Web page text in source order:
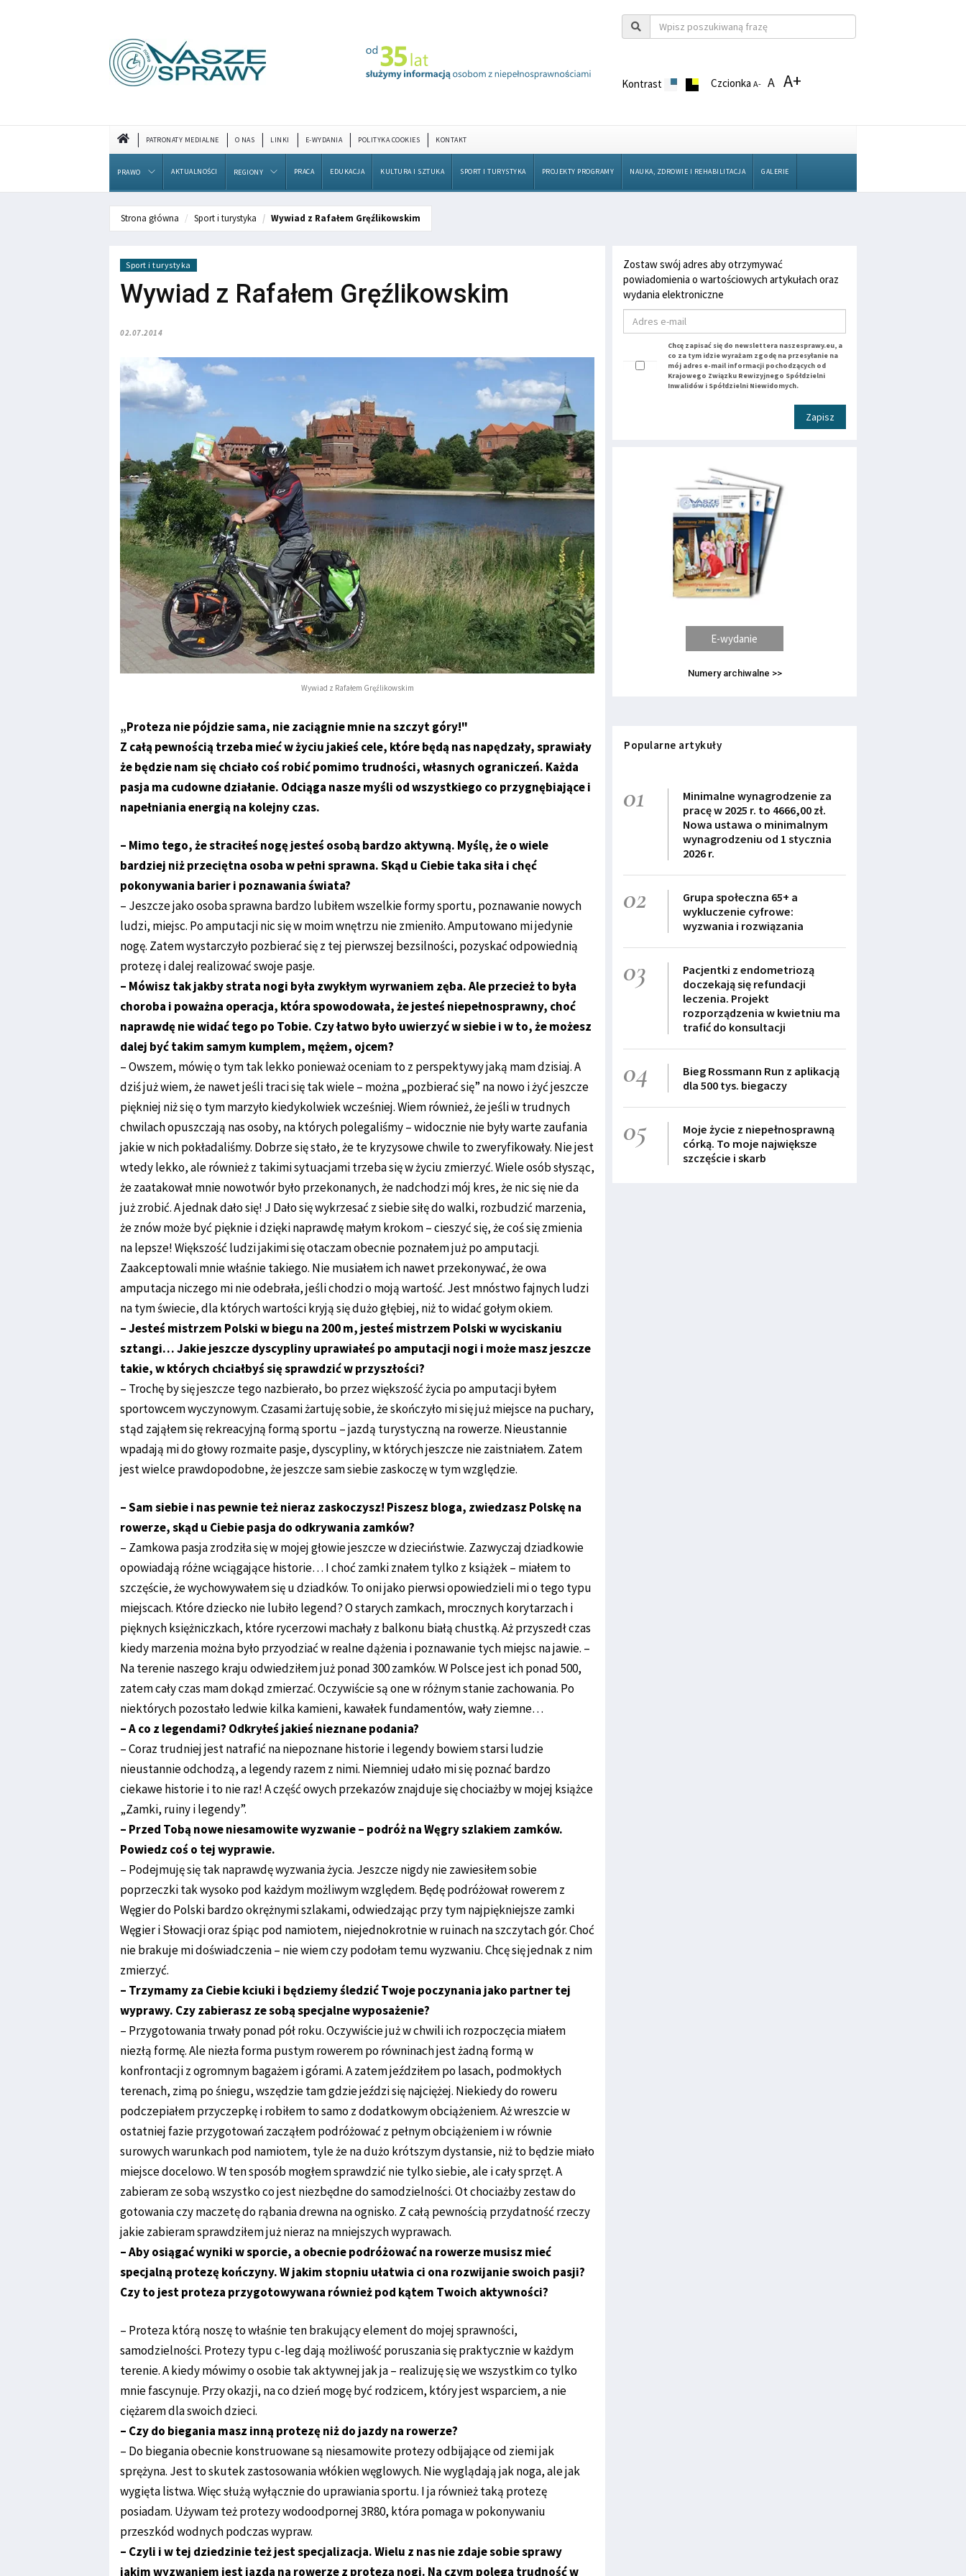
Kontrast CzcionkaA- A A+
PATRONATY MEDIALNE O NAS LINKI E-WYDANIA POLITYKA COOKIES KONTAKT
PRAWO AKTUALNOŚCI REGIONY PRACA EDUKACJA KULTURA I SZTUKA SPORT I TURYSTYKA PROJEKTY PROGRAMY NAUKA, ZDROWIE I REHABILITACJA GALERIE
Strona główna Sport i turystyka Wywiad z Rafałem Gręźlikowskim
Sport i turystyka
Wywiad z Rafałem Gręźlikowskim
02.07.2014
Wywiad z Rafałem Gręźlikowskim
„Proteza nie pójdzie sama, nie zaciągnie mnie na szczyt góry!"
Z całą pewnością trzeba mieć w życiu jakieś cele, które będą nas napędzały, sprawiały
że będzie nam się chciało coś robić pomimo trudności, własnych ograniczeń. Każda
pasja ma cudowne działanie. Odciąga nasze myśli od wszystkiego co przygnębiające i
napełniania energią na kolejny czas.
– Mimo tego, że straciłeś nogę jesteś osobą bardzo aktywną. Myślę, że o wiele
bardziej niż przeciętna osoba w pełni sprawna. Skąd u Ciebie taka siła i chęć
pokonywania barier i poznawania świata?
– Jeszcze jako osoba sprawna bardzo lubiłem wszelkie formy sportu, poznawanie nowych
ludzi, miejsc. Po amputacji nic się w moim wnętrzu nie zmieniło. Amputowano mi jedynie
nogę. Zatem wystarczyło pozbierać się z tej pierwszej bezsilności, pozyskać odpowiednią
protezę i dalej realizować swoje pasje.
– Mówisz tak jakby strata nogi była zwykłym wyrwaniem zęba. Ale przecież to była
choroba i poważna operacja, która spowodowała, że jesteś niepełnosprawny, choć
naprawdę nie widać tego po Tobie. Czy łatwo było uwierzyć w siebie i w to, że możesz
dalej być takim samym kumplem, mężem, ojcem?
– Owszem, mówię o tym tak lekko ponieważ oceniam to z perspektywy jaką mam dzisiaj. A
dziś już wiem, że nawet jeśli traci się tak wiele – można „pozbierać się” na nowo i żyć jeszcze
piękniej niż się o tym marzyło kiedykolwiek wcześniej. Wiem również, że jeśli w trudnych
chwilach opuszczają nas osoby, na których polegaliśmy – widocznie nie były warte zaufania
jakie w nich pokładaliśmy. Dobrze się stało, że te kryzysowe chwile to zweryfikowały. Nie jest
wtedy lekko, ale również z takimi sytuacjami trzeba się w życiu zmierzyć. Wiele osób słysząc,
że zaatakował mnie nowotwór było przekonanych, że nadchodzi mój kres, że nic się nie da
już zrobić. A jednak dało się! J Dało się wykrzesać z siebie siłę do walki, rozbudzić marzenia,
że znów może być pięknie i dzięki naprawdę małym krokom – cieszyć się, że coś się zmienia
na lepsze! Większość ludzi jakimi się otaczam obecnie poznałem już po amputacji.
Zaakceptowali mnie właśnie takiego. Nie musiałem ich nawet przekonywać, że owa
amputacja niczego mi nie odebrała, jeśli chodzi o moją wartość. Jest mnóstwo fajnych ludzi
na tym świecie, dla których wartości kryją się dużo głębiej, niż to widać gołym okiem.
– Jesteś mistrzem Polski w biegu na 200 m, jesteś mistrzem Polski w wyciskaniu
sztangi… Jakie jeszcze dyscypliny uprawiałeś po amputacji nogi i może masz jeszcze
takie, w których chciałbyś się sprawdzić w przyszłości?
– Trochę by się jeszcze tego nazbierało, bo przez większość życia po amputacji byłem
sportowcem wyczynowym. Czasami żartuję sobie, że skończyło mi się już miejsce na puchary,
stąd zająłem się rekreacyjną formą sportu – jazdą turystyczną na rowerze. Nieustannie
wpadają mi do głowy rozmaite pasje, dyscypliny, w których jeszcze nie zaistniałem. Zatem
jest wielce prawdopodobne, że jeszcze sam siebie zaskoczę w tym względzie.
– Sam siebie i nas pewnie też nieraz zaskoczysz! Piszesz bloga, zwiedzasz Polskę na
rowerze, skąd u Ciebie pasja do odkrywania zamków?
– Zamkowa pasja zrodziła się w mojej głowie jeszcze w dzieciństwie. Zazwyczaj dziadkowie
opowiadają różne wciągające historie… I choć zamki znałem tylko z książek – miałem to
szczęście, że wychowywałem się u dziadków. To oni jako pierwsi opowiedzieli mi o tego typu
miejscach. Które dziecko nie lubiło legend? O starych zamkach, mrocznych korytarzach i
pięknych księżniczkach, które rycerzowi machały z balkonu białą chustką. Aż przyszedł czas
kiedy marzenia można było przyodziać w realne dążenia i poznawanie tych miejsc na jawie. –
Na terenie naszego kraju odwiedziłem już ponad 300 zamków. W Polsce jest ich ponad 500,
zatem cały czas mam dokąd zmierzać. Oczywiście są one w różnym stanie zachowania. Po
niektórych pozostało ledwie kilka kamieni, kawałek fundamentów, wały ziemne…
– A co z legendami? Odkryłeś jakieś nieznane podania?
– Coraz trudniej jest natrafić na niepoznane historie i legendy bowiem starsi ludzie
nieustannie odchodzą, a legendy razem z nimi. Niemniej udało mi się poznać bardzo
ciekawe historie i to nie raz! A część owych przekazów znajduje się chociażby w mojej książce
„Zamki, ruiny i legendy”.
– Przed Tobą nowe niesamowite wyzwanie – podróż na Węgry szlakiem zamków.
Powiedz coś o tej wyprawie.
– Podejmuję się tak naprawdę wyzwania życia. Jeszcze nigdy nie zawiesiłem sobie
poprzeczki tak wysoko pod każdym możliwym względem. Będę podróżował rowerem z
Węgier do Polski bardzo okrężnymi szlakami, odwiedzając przy tym najpiękniejsze zamki
Węgier i Słowacji oraz śpiąc pod namiotem, niejednokrotnie w ruinach na szczytach gór. Choć
nie brakuje mi doświadczenia – nie wiem czy podołam temu wyzwaniu. Chcę się jednak z nim
zmierzyć.
– Trzymamy za Ciebie kciuki i będziemy śledzić Twoje poczynania jako partner tej
wyprawy. Czy zabierasz ze sobą specjalne wyposażenie?
– Przygotowania trwały ponad pół roku. Oczywiście już w chwili ich rozpoczęcia miałem
niezłą formę. Ale niezła forma pustym rowerem po równinach jest żadną formą w
konfrontacji z ogromnym bagażem i górami. A zatem jeździłem po lasach, podmokłych
terenach, zimą po śniegu, wszędzie tam gdzie jeździ się najciężej. Niekiedy do roweru
podczepiałem przyczepkę i robiłem to samo z dodatkowym obciążeniem. Aż wreszcie w
ostatniej fazie przygotowań zacząłem podróżować z pełnym obciążeniem i w równie
surowych warunkach pod namiotem, tyle że na dużo krótszym dystansie, niż to będzie miało
miejsce docelowo. W ten sposób mogłem sprawdzić nie tylko siebie, ale i cały sprzęt. A
zabieram ze sobą wszystko co jest niezbędne do samodzielności. Ot chociażby zestaw do
gotowania czy maczetę do rąbania drewna na ognisko. Z całą pewnością przydatność rzeczy
jakie zabieram sprawdziłem już nieraz na mniejszych wyprawach.
– Aby osiągać wyniki w sporcie, a obecnie podróżować na rowerze musisz mieć
specjalną protezę kończyny. W jakim stopniu ułatwia ci ona rozwijanie swoich pasji?
Czy to jest proteza przygotowywana również pod kątem Twoich aktywności?
– Proteza którą noszę to właśnie ten brakujący element do mojej sprawności,
samodzielności. Protezy typu c-leg dają możliwość poruszania się praktycznie w każdym
terenie. A kiedy mówimy o osobie tak aktywnej jak ja – realizuję się we wszystkim co tylko
mnie fascynuje. Przy okazji, na co dzień mogę być rodzicem, który jest wsparciem, a nie
ciężarem dla swoich dzieci.
– Czy do biegania masz inną protezę niż do jazdy na rowerze?
– Do biegania obecnie konstruowane są niesamowite protezy odbijające od ziemi jak
sprężyna. Jest to skutek zastosowania włókien węglowych. Nie wyglądają jak noga, ale jak
wygięta listwa. Więc służą wyłącznie do uprawiania sportu. I ja również taką protezę
posiadam. Używam też protezy wodoodpornej 3R80, która pomaga w pokonywaniu
przeszkód wodnych podczas wypraw.
– Czyli i w tej dziedzinie też jest specjalizacja. Wielu z nas nie zdaje sobie sprawy
jakim wyzwaniem jest jazda na rowerze z protezą nogi. Na czym polega trudność w
Zostaw swój adres aby otrzymywać
powiadomienia o wartościowych artykułach oraz
wydania elektroniczne
Chcę zapisać się do newslettera naszesprawy.eu, a
co za tym idzie wyrażam zgodę na przesyłanie na
mój adres e-mail informacji pochodzących od
Krajowego Związku Rewizyjnego Spółdzielni
Inwalidów i Spółdzielni Niewidomych.
Zapisz
E-wydanie
Numery archiwalne >>
Popularne artykuły
01
Minimalne wynagrodzenie za
pracę w 2025 r. to 4666,00 zł.
Nowa ustawa o minimalnym
wynagrodzeniu od 1 stycznia
2026 r.
02
Grupa społeczna 65+ a
wykluczenie cyfrowe:
wyzwania i rozwiązania
03
Pacjentki z endometriozą
doczekają się refundacji
leczenia. Projekt
rozporządzenia w kwietniu ma
trafić do konsultacji
04
Bieg Rossmann Run z aplikacją
dla 500 tys. biegaczy
05
Moje życie z niepełnosprawną
córką. To moje największe
szczęście i skarb